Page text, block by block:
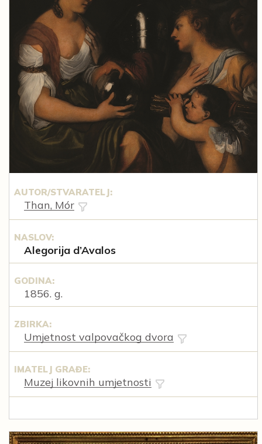
AUTOR/STVARATELJ:
Than, Mór
NASLOV:
Alegorija d’Avalos
GODINA:
1856. g.
ZBIRKA:
Umjetnost valpovačkog dvora
IMATELJ GRAĐE:
Muzej likovnih umjetnosti